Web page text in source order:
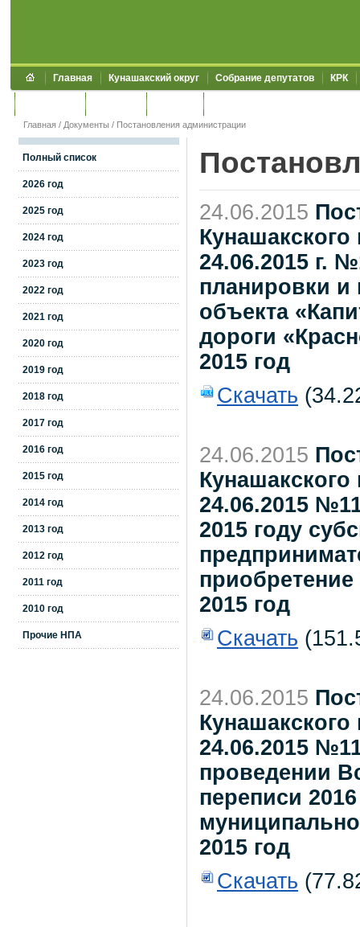
Главная Кунашакский округ Собрание депутатов КРК
Главная / Документы / Постановления администрации
Полный список
2026 год
2025 год
2024 год
2023 год
2022 год
2021 год
2020 год
2019 год
2018 год
2017 год
2016 год
2015 год
2014 год
2013 год
2012 год
2011 год
2010 год
Прочие НПА
24.06.2015
24.06.2015 г.
планировки и
объекта
дороги
2015 год
Скачать
24.06.2015
24.06.2015
2015 году
2015 год
Скачать
24.06.2015
24.06.2015
проведении
переписи
2015 год
Скачать